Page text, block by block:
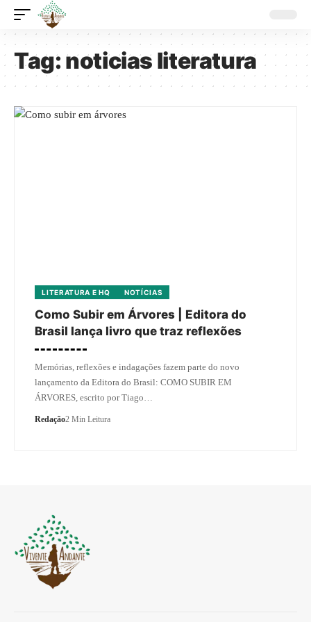
Tag:noticias literatura
LITERATURA E HQ NOTÍCIAS
Como Subir em Árvores | Editora do
Brasil lança livro que traz reflexões
Memórias, reflexões e indagações fazem parte do novo
lançamento da Editora do Brasil: COMO SUBIR EM
ÁRVORES, escrito por Tiago…
Redação2 Min Leitura